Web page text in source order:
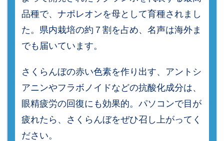
品種で、ナポレオンを母として育種されまし
た。県内栽培の約７割を占め、名声は海外ま
でも届いています。
さくらんぼの赤い色素を作り出す、アントシ
アニンやフラボノイドなどの抗酸化成分は、
眼精疲労の回復にも効果的。パソコンで目が
疲れたら、さくらんぼをぜひ召し上がってく
ださい。